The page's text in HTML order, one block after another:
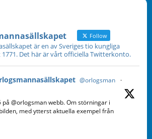
Follow
är en av Sveriges tio kungliga
Det här är vårt officiella Twitterkonto.
@orlogsman
·
@orlogsman webb. Om störningar i
med ytterst aktuella exempel från